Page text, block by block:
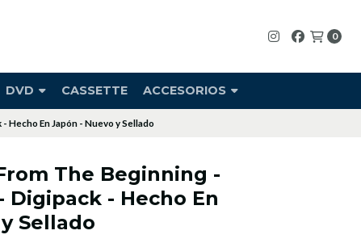
0
DVD CASSETTE ACCESORIOS
Hecho En Japón - Nuevo y Sellado
The Beginning -
Digipack - Hecho En
Sellado